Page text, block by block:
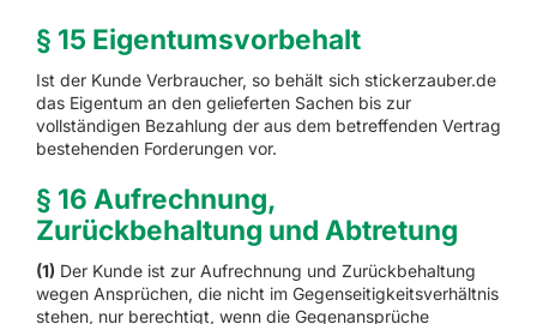
§ 15 Eigentumsvorbehalt
Ist der Kunde Verbraucher, so behält sich stickerzauber.de
das Eigentum an den gelieferten Sachen bis zur
vollständigen Bezahlung der aus dem betreffenden Vertrag
bestehenden Forderungen vor.
§ 16 Aufrechnung,
Zurückbehaltung und Abtretung
(1) Der Kunde ist zur Aufrechnung und Zurückbehaltung
wegen Ansprüchen, die nicht im Gegenseitigkeitsverhältnis
stehen, nur berechtigt, wenn die Gegenansprüche